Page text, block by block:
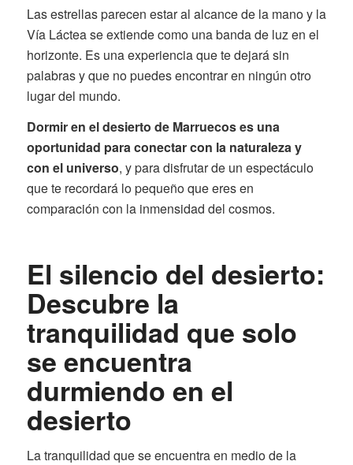
Las estrellas parecen estar al alcance de la mano y la
Vía Láctea se extiende como una banda de luz en el
horizonte. Es una experiencia que te dejará sin
palabras y que no puedes encontrar en ningún otro
lugar del mundo.
Dormir en el desierto de Marruecos es una
oportunidad para conectar con la naturaleza y
con el universo, y para disfrutar de un espectáculo
que te recordará lo pequeño que eres en
comparación con la inmensidad del cosmos.
El silencio del desierto:
Descubre la
tranquilidad que solo
se encuentra
durmiendo en el
desierto
La tranquilidad que se encuentra en medio de la